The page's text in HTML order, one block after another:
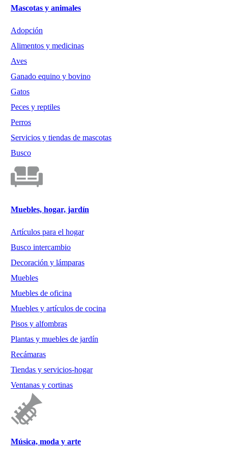
Mascotas y animales
Adopción
Alimentos y medicinas
Aves
Ganado equino y bovino
Gatos
Peces y reptiles
Perros
Servicios y tiendas de mascotas
Busco
Muebles, hogar, jardín
Artículos para el hogar
Busco intercambio
Decoración y lámparas
Muebles
Muebles de oficina
Muebles y artículos de cocina
Pisos y alfombras
Plantas y muebles de jardín
Recámaras
Tiendas y servicios-hogar
Ventanas y cortinas
Música, moda y arte